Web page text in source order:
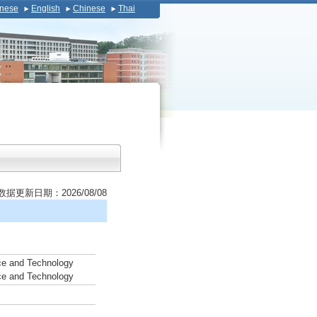
English Chinese Thai
据更新日期：2026/08/08
and Technology
and Technology